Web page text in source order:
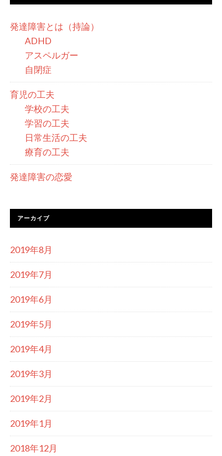
発達障害とは（持論）
ADHD
アスペルガー
自閉症
育児の工夫
学校の工夫
学習の工夫
日常生活の工夫
療育の工夫
発達障害の恋愛
アーカイブ
2019年8月
2019年7月
2019年6月
2019年5月
2019年4月
2019年3月
2019年2月
2019年1月
2018年12月